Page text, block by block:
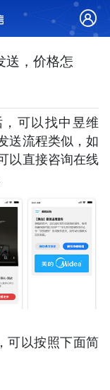
送，价格怎
可以找中昱维
送流程类似，如
以直接咨询在线
可以按照下面简